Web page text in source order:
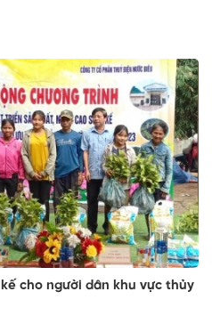
cho người dân khu vực thủy